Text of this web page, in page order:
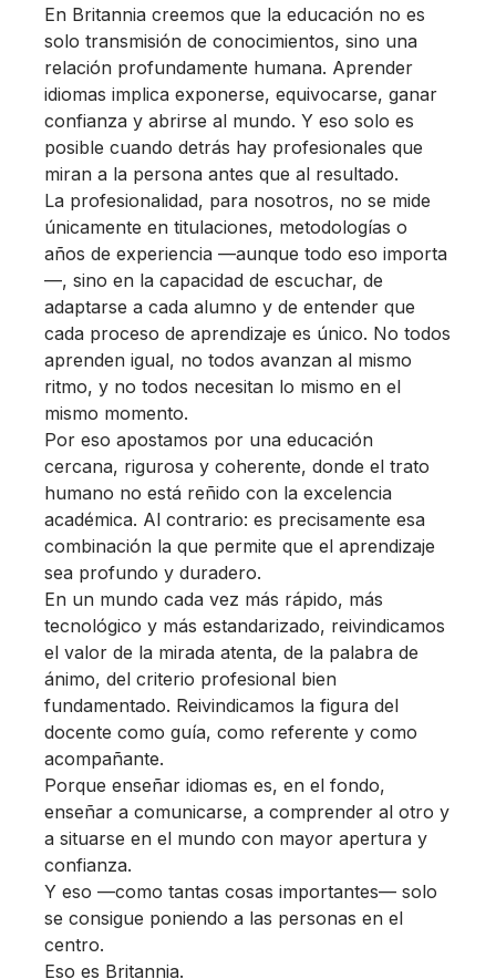
En Britannia creemos que la educación no es
solo transmisión de conocimientos, sino una
relación profundamente humana. Aprender
idiomas implica exponerse, equivocarse, ganar
confianza y abrirse al mundo. Y eso solo es
posible cuando detrás hay profesionales que
miran a la persona antes que al resultado.
La profesionalidad, para nosotros, no se mide
únicamente en titulaciones, metodologías o
años de experiencia —aunque todo eso importa
—, sino en la capacidad de escuchar, de
adaptarse a cada alumno y de entender que
cada proceso de aprendizaje es único. No todos
aprenden igual, no todos avanzan al mismo
ritmo, y no todos necesitan lo mismo en el
mismo momento.
Por eso apostamos por una educación
cercana, rigurosa y coherente, donde el trato
humano no está reñido con la excelencia
académica. Al contrario: es precisamente esa
combinación la que permite que el aprendizaje
sea profundo y duradero.
En un mundo cada vez más rápido, más
tecnológico y más estandarizado, reivindicamos
el valor de la mirada atenta, de la palabra de
ánimo, del criterio profesional bien
fundamentado. Reivindicamos la figura del
docente como guía, como referente y como
acompañante.
Porque enseñar idiomas es, en el fondo,
enseñar a comunicarse, a comprender al otro y
a situarse en el mundo con mayor apertura y
confianza.
Y eso —como tantas cosas importantes— solo
se consigue poniendo a las personas en el
centro.
Eso es Britannia.